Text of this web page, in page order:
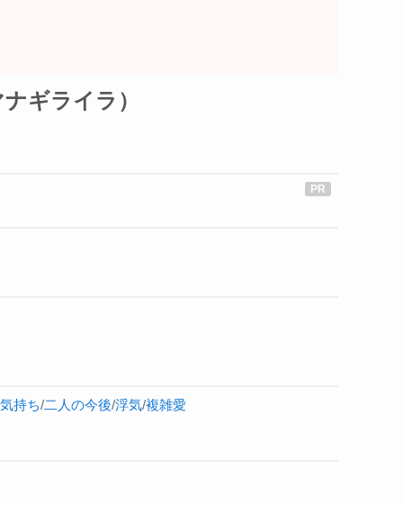
ギライラ）
持ち/二人の今後/浮気/複雑愛